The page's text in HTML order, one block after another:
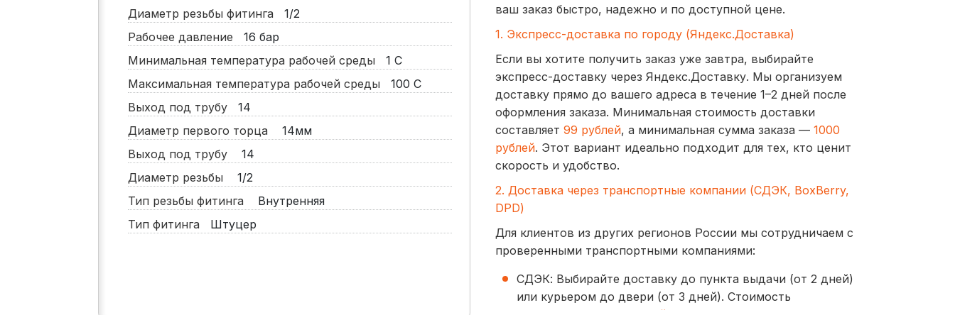
Диаметр резьбы фитинга
1/2
Рабочее давление
16 бар
Минимальная температура рабочей среды
1 С
Максимальная температура рабочей среды
100 С
Выход под трубу
14
Диаметр первого торца
14мм
Выход под трубу
14
Диаметр резьбы
1/2
Тип резьбы фитинга
Внутренняя
Тип фитинга
Штуцер
ваш заказ быстро, надежно и по доступной цене.
1. Экспресс-доставка по городу (Яндекс.Доставка)
Если вы хотите получить заказ уже завтра, выбирайте
экспресс-доставку через Яндекс.Доставку. Мы организуем
доставку прямо до вашего адреса в течение 1–2 дней после
оформления заказа. Минимальная стоимость доставки
составляет 99 рублей, а минимальная сумма заказа — 1000
рублей. Этот вариант идеально подходит для тех, кто ценит
скорость и удобство.
2. Доставка через транспортные компании (СДЭК, BoxBerry,
DPD)
Для клиентов из других регионов России мы сотрудничаем с
проверенными транспортными компаниями:
СДЭК: Выбирайте доставку до пункта выдачи (от 2 дней)
или курьером до двери (от 3 дней). Стоимость